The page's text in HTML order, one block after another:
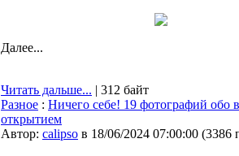
Далее...
Читать дальше... | 312 байт
Разное : Ничего себе! 19 фотографий обо
открытием
Автор: calipso в 18/06/2024 07:00:00 (3386